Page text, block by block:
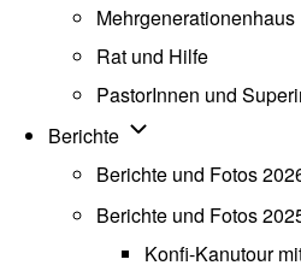
Mehrgenerationenhaus
Rat und Hilfe
PastorInnen und
Berichte Unternavigation von
Berichte und Fotos
Berichte und Fotos
Konfi-Kanutour